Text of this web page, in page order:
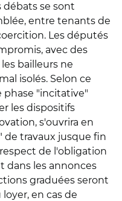
débats se sont
entre tenants de
Les députés
avec des
bailleurs ne
isolés. Selon ce
phase "incitative"
les dispositifs
s'ouvrira en
de travaux jusque fin
de l'obligation
dans les annonces
graduées seront
en cas de